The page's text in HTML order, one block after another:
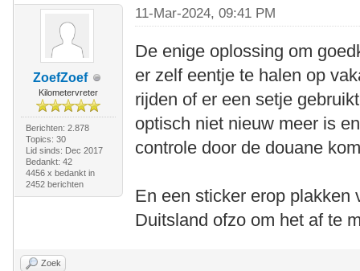
ZoefZoef
Kilometervreter
Berichten: 2.878
Topics: 30
Lid sinds: Dec 2017
Bedankt: 42
4456 x bedankt in
2452 berichten
11-Mar-2024, 09:41 PM
De enige oplossing om
er zelf eentje te halen op
rijden of er een setje
optisch niet nieuw meer is
controle door de douane
En een sticker erop plakken
Duitsland ofzo om het af te
Zoek